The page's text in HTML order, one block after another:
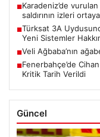
■Karadeniz’de
saldırının izleri ortaya
■Türksat 3A
Yeni Sistemler
■Veli Ağbaba’nın
■Fenerbahçe’de
Kritik Tarih Verildi
Güncel